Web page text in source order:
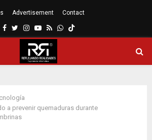
Advertisement Contact
Facebook
Twitter
Instagram
Youtube
RssWhatsapp
a prevenir quemaduras durante